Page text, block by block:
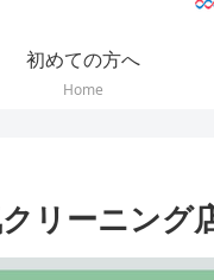
初めての方へ
Home
リーニング